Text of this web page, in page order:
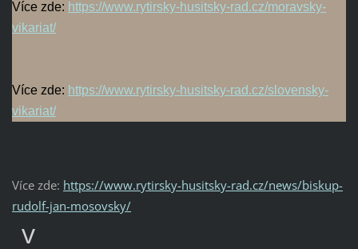
Více zde: https://www.rytirsky-husitsky-rad.cz/moravsky-
vikariat/
Více zde: https://www.rytirsky-husitsky-rad.cz/slovensky-
vikariat/
Více zde: https://www.rytirsky-husitsky-rad.cz/news/biskup-
rudolf-jan-mosovsky/
v